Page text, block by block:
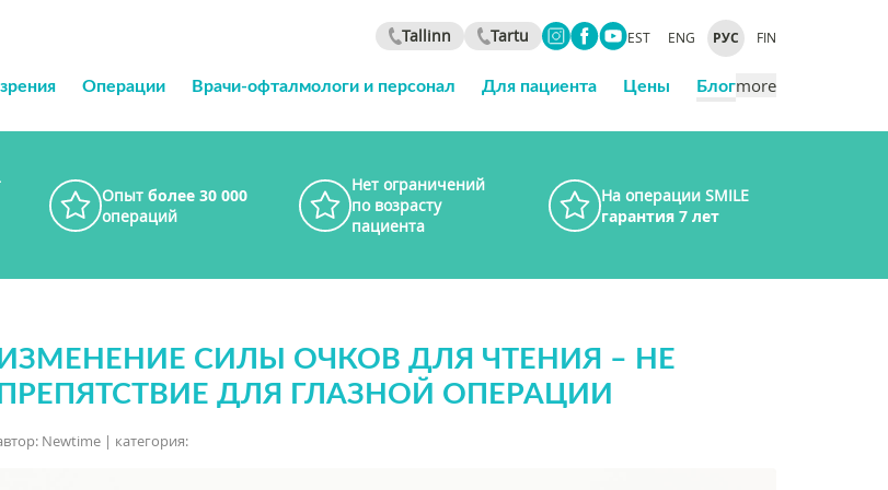
Tallinn Tartu EST ENG РУС FIN
Операции Врачи-офталмологи и персонал Для пациента Цены Блогmore
Опыт более 30 000
операций
Нет ограничений
по возрасту
пациента
На операции SMILE
гарантия 7 лет
СИЛЫ ОЧКОВ ДЛЯ ЧТЕНИЯ – НЕ
ДЛЯ ГЛАЗНОЙ ОПЕРАЦИИ
Newtime | категория: